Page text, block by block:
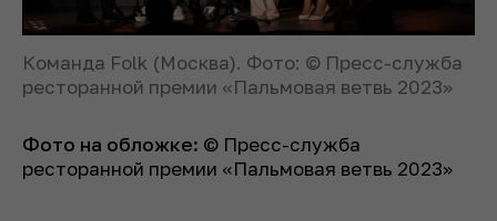
Команда Folk (Москва). Фото: © Пресс-служба
ресторанной премии «Пальмовая ветвь 2023»
Фото на обложке: © Пресс-служба
ресторанной премии «Пальмовая ветвь 2023»